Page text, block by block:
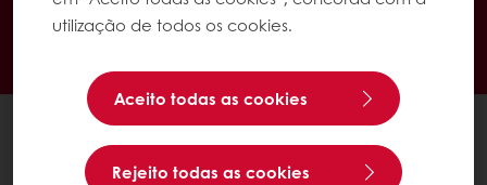
utilização de todos os cookies.
Aceito todas as cookies
Rejeito todas as cookies
Promoções exclusivas
Receitas